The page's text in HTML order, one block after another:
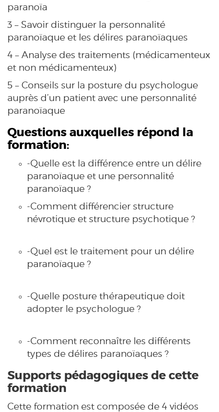
paranoïa
3 – Savoir distinguer la personnalité
paranoïaque et les délires paranoïaques
4 – Analyse des traitements (médicamenteux
et non médicamenteux)
5 – Conseils sur la posture du psychologue
auprès d’un patient avec une personnalité
paranoïaque
Questions auxquelles répond la
formation:
-Quelle est la différence entre un délire
paranoïaque et une personnalité
paranoïaque ?
-Comment différencier structure
névrotique et structure psychotique ?
-Quel est le traitement pour un délire
paranoïaque ?
-Quelle posture thérapeutique doit
adopter le psychologue ?
-Comment reconnaître les différents
types de délires paranoïaques ?
Supports pédagogiques de cette
formation
Cette formation est composée de 4 vidéos